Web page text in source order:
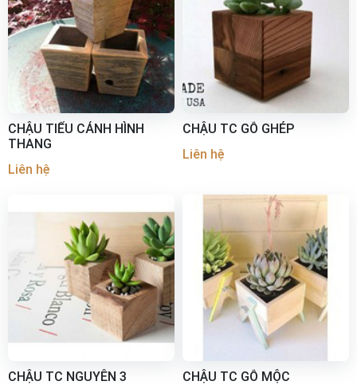
CHẬU TIỂU CẢNH HÌNH
THANG
Liên hệ
CHẬU TC GỖ GHÉP
Liên hệ
CHẬU TC NGUYÊN 3
CHẬU TC GỖ MỘC